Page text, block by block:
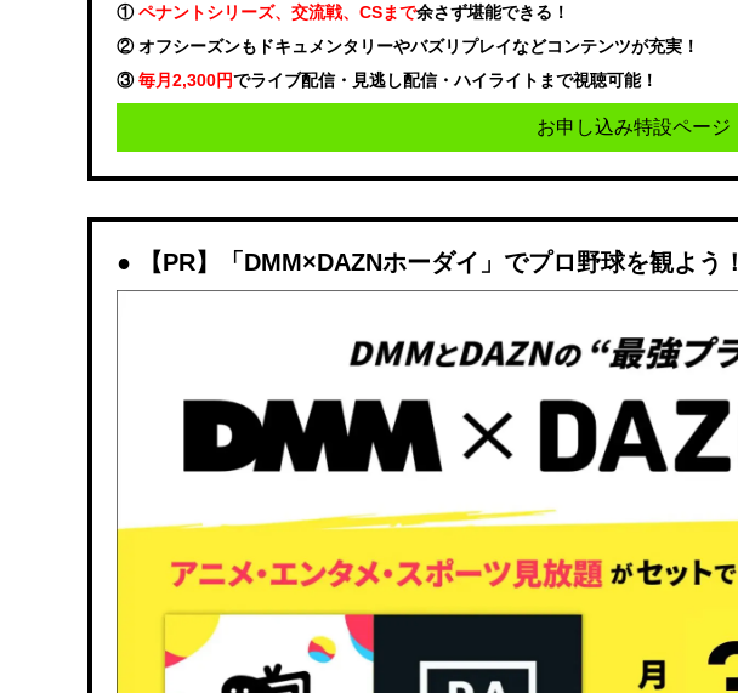
①ペナントシリーズ、交流戦、CSまで余さず堪能できる！
② オフシーズンもドキュメンタリーやバズリプレイなどコンテンツが充実！
③毎月2,300円でライブ配信・見逃し配信・ハイライトまで視聴可能！
お申し込み特設ページ
【PR】「DMM×DAZNホーダイ」でプロ野球を観よう！